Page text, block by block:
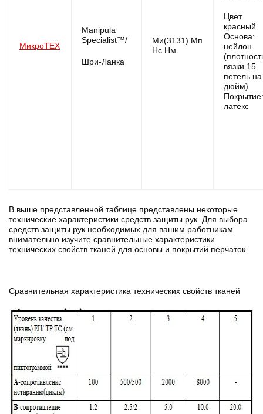
МикроТЕХ
Manipula
Specialist™/
Шри-Ланка
Ми(3131) Мп
Нс Нм
Цвет
красный
Основа:
нейлон
вязки 15
петель на
дюйм)
Покрытие:
латекс
В выше представленной таблице представлены некоторые
технические характеристики средств защиты рук. Для выбора
средств защиты рук необходимых для вашим работникам
внимательно изучите сравнительные характеристики
технических свойств тканей для основы и покрытий перчаток.
Сравнительная характеристика технических свойств тканей